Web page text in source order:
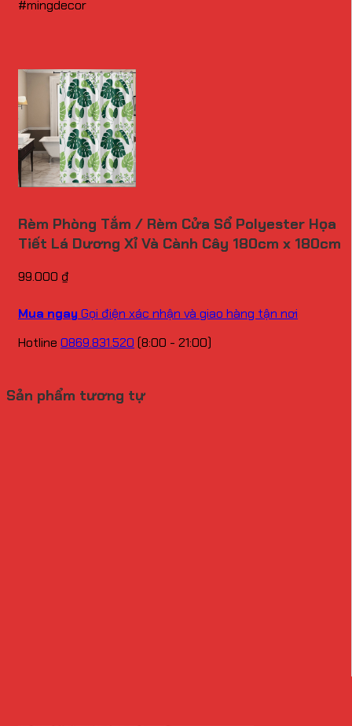
#mingdecor
Rèm Phòng Tắm / Rèm Cửa Sổ Polyester Họa
Tiết Lá Dương Xỉ Và Cành Cây 180cm x 180cm
99.000 ₫
Mua ngayGọi điện xác nhận và giao hàng tận nơi
Hotline 0869.831.520 (8:00 - 21:00)
Sản phẩm tương tự